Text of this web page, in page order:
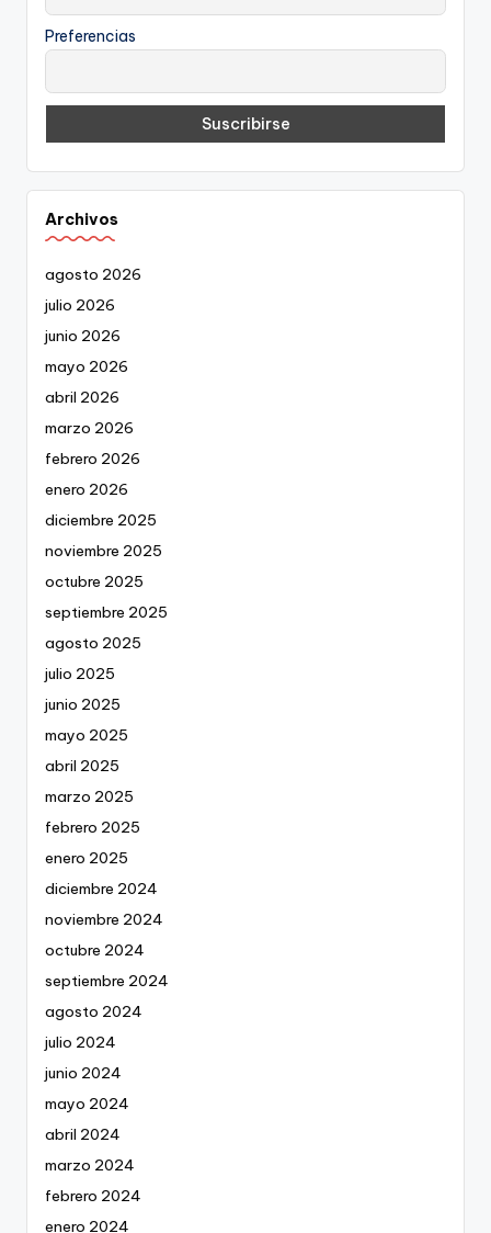
Preferencias
Archivos
agosto 2026
julio 2026
junio 2026
mayo 2026
abril 2026
marzo 2026
febrero 2026
enero 2026
diciembre 2025
noviembre 2025
octubre 2025
septiembre 2025
agosto 2025
julio 2025
junio 2025
mayo 2025
abril 2025
marzo 2025
febrero 2025
enero 2025
diciembre 2024
noviembre 2024
octubre 2024
septiembre 2024
agosto 2024
julio 2024
junio 2024
mayo 2024
abril 2024
marzo 2024
febrero 2024
enero 2024